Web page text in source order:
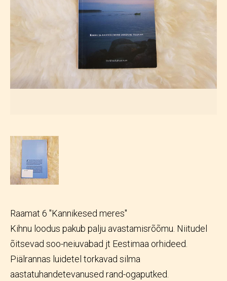
Raamat 6 "Kannikesed meres"
Kihnu loodus pakub palju avastamisrõõmu. Niitudel
õitsevad soo-neiuvabad jt Eestimaa orhideed.
Piälrannas luidetel torkavad silma
aastatuhandetevanused rand-ogaputked.